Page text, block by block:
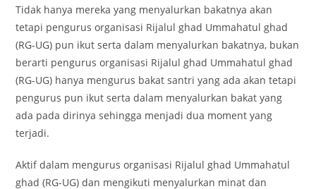
Tidak hanya mereka yang menyalurkan bakatnya akan
tetapi pengurus organisasi Rijalul ghad Ummahatul ghad
(RG-UG) pun ikut serta dalam menyalurkan bakatnya, bukan
berarti pengurus organisasi Rijalul ghad Ummahatul ghad
(RG-UG) hanya mengurus bakat santri yang ada akan tetapi
pengurus pun ikut serta dalam menyalurkan bakat yang
ada pada dirinya sehingga menjadi dua moment yang
terjadi.
Aktif dalam mengurus organisasi Rijalul ghad Ummahatul
ghad (RG-UG) dan mengikuti menyalurkan minat dan